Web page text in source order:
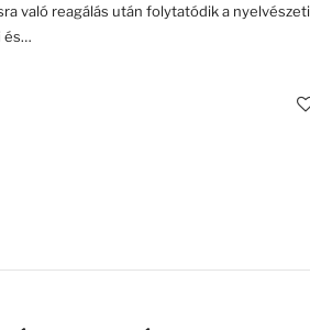
való reagálás után folytatódik a nyelvészeti
és…